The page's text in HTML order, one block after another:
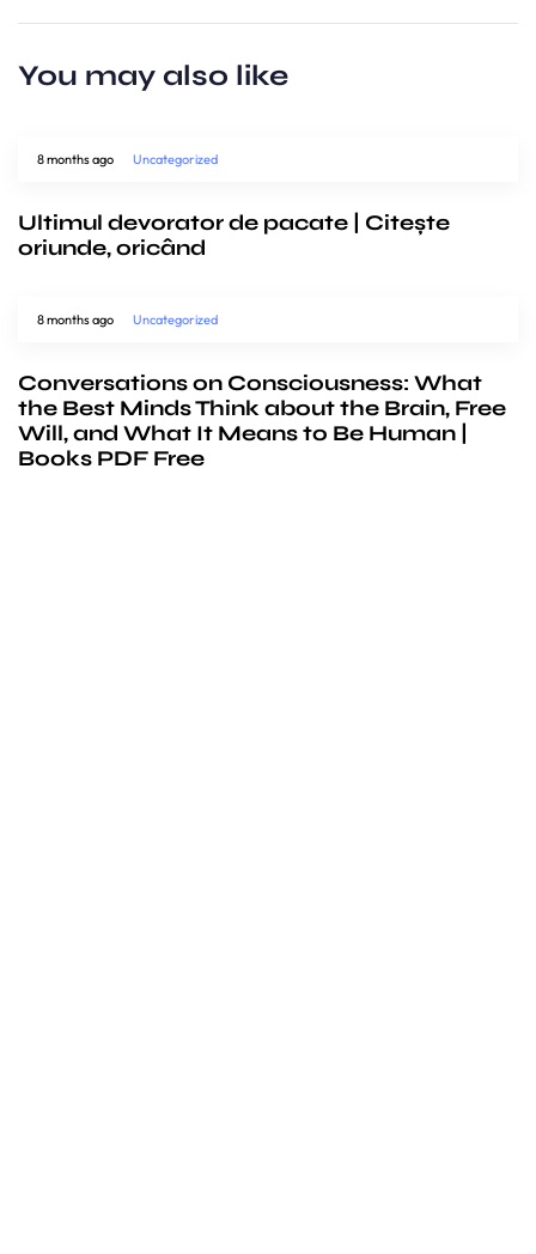
You may also like
8 months ago Uncategorized
Ultimul devorator de pacate | Citește
oriunde, oricând
8 months ago Uncategorized
Conversations on Consciousness: What
the Best Minds Think about the Brain, Free
Will, and What It Means to Be Human |
Books PDF Free